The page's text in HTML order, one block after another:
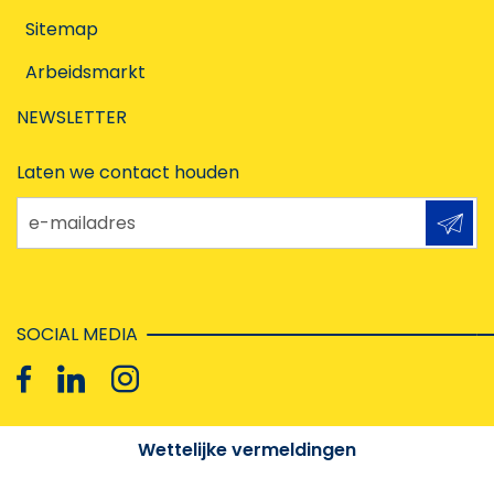
Sitemap
Arbeidsmarkt
NEWSLETTER
Laten we contact houden
e-mailadres
SOCIAL MEDIA
Wettelijke vermeldingen